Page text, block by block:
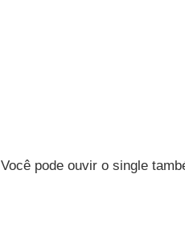
Você pode ouvir o single